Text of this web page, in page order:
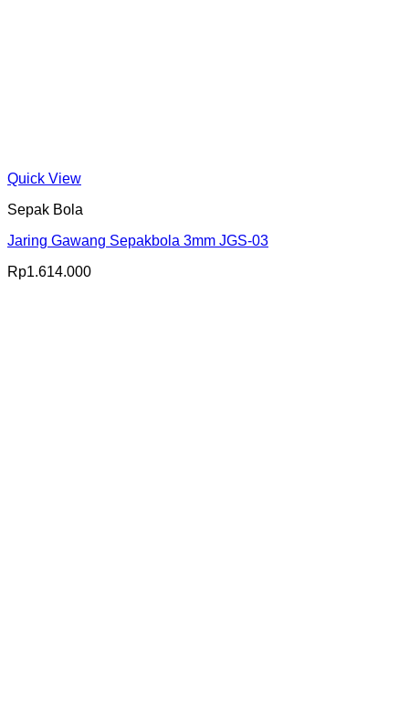
Quick View
Sepak Bola
Jaring Gawang Sepakbola 3mm JGS-03
Rp1.614.000